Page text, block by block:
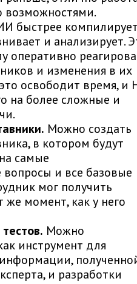
возможностями.
быстрее
и анализирует.
оперативно
и изменения в их
освободит время, и
на более сложные и
Можно создать
в котором будут
самые
вопросы и все базовые
мог получить
момент, как у него
Можно
инструмент для
и разработки